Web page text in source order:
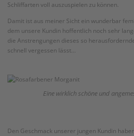
Schliffarten voll auszuspielen zu können.
Damit ist aus meiner Sicht ein wunderbar
dem unsere Kundin hoffentlich noch sehr
die Anstrengungen dieses so
schnell vergessen lässt…
Eine wirklich schöne und
Den Geschmack unserer jungen Kundin